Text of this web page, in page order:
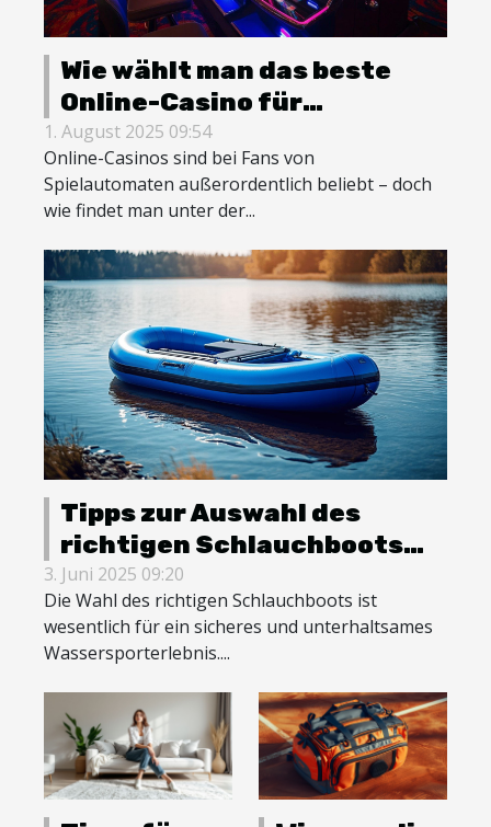
Wie wählt man das beste
Online-Casino für
Spielautomaten aus?
1. August 2025 09:54
Online-Casinos sind bei Fans von
Spielautomaten außerordentlich beliebt – doch
wie findet man unter der...
Tipps zur Auswahl des
richtigen Schlauchboots
für Wassersportaktivitäten
3. Juni 2025 09:20
Die Wahl des richtigen Schlauchboots ist
wesentlich für ein sicheres und unterhaltsames
Wassersporterlebnis....